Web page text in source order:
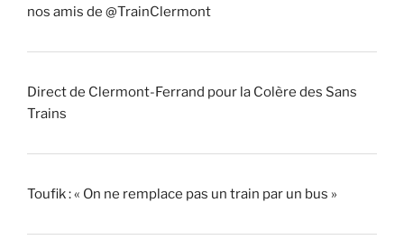
nos amis de @TrainClermont
Direct de Clermont-Ferrand pour la Colère des Sans
Trains
Toufik : « On ne remplace pas un train par un bus »